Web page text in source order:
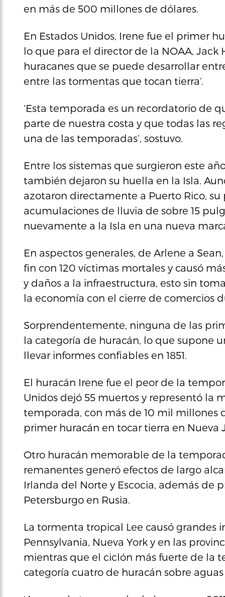
en más de 500 millones de dólares.
En Estados Unidos, Irene fue el primer
lo que para el director de la NOAA, Jack
huracanes que se puede desarrollar
entre las tormentas que tocan tierra’.
‘Esta temporada es un recordatorio de
parte de nuestra costa y que todas las
una de las temporadas’, sostuvo.
Entre los sistemas que surgieron este
también dejaron su huella en la Isla.
azotaron directamente a Puerto Rico, su
acumulaciones de lluvia de sobre 15
nuevamente a la Isla en una nueva
En aspectos generales, de Arlene a
fin con 120 víctimas mortales y causó
y daños a la infraestructura, esto sin
la economía con el cierre de comercios
Sorprendentemente, ninguna de las
la categoría de huracán, lo que supone
llevar informes confiables en 1851.
El huracán Irene fue el peor de la
Unidos dejó 55 muertos y representó la
temporada, con más de 10 mil millones
primer huracán en tocar tierra en Nueva
Otro huracán memorable de la
remanentes generó efectos de largo
Irlanda del Norte y Escocia, además de
Petersburgo en Rusia.
La tormenta tropical Lee causó grandes
Pennsylvania, Nueva York y en las
mientras que el ciclón más fuerte de la
categoría cuatro de huracán sobre